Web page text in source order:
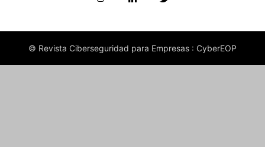
© Revista Ciberseguridad para Empresas : CyberEOP